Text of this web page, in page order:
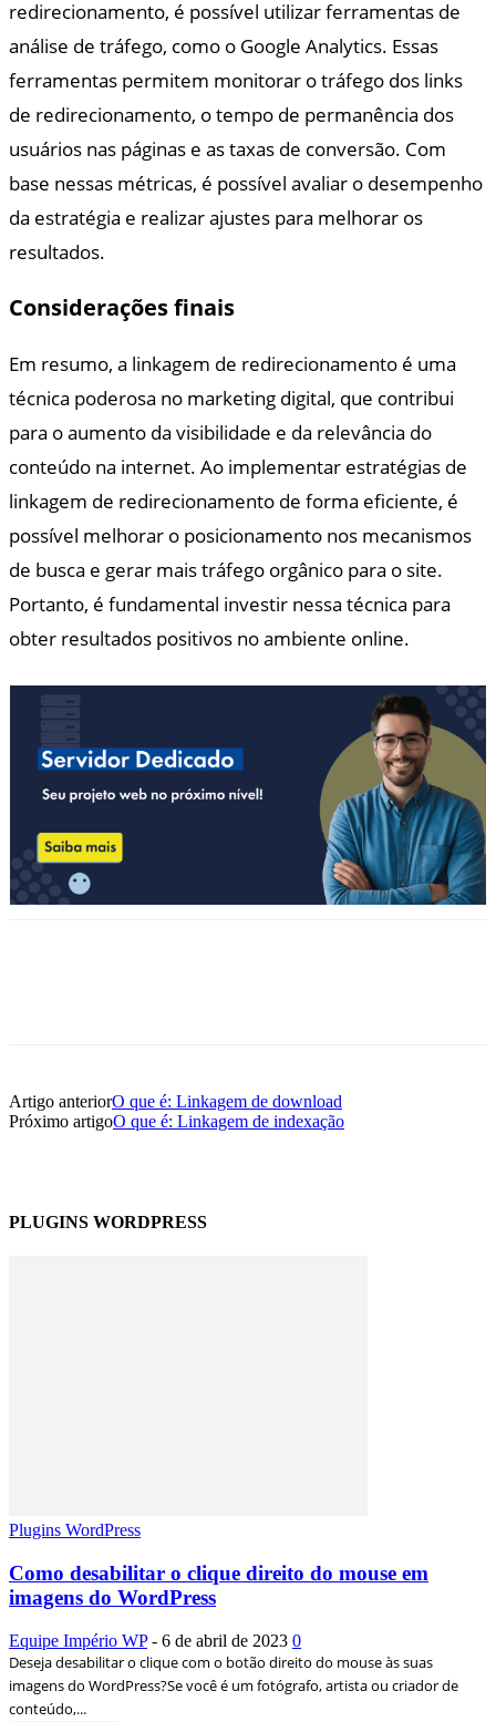
redirecionamento, é possível utilizar ferramentas de
análise de tráfego, como o Google Analytics. Essas
ferramentas permitem monitorar o tráfego dos links
de redirecionamento, o tempo de permanência dos
usuários nas páginas e as taxas de conversão. Com
base nessas métricas, é possível avaliar o desempenho
da estratégia e realizar ajustes para melhorar os
resultados.
Considerações finais
Em resumo, a linkagem de redirecionamento é uma
técnica poderosa no marketing digital, que contribui
para o aumento da visibilidade e da relevância do
conteúdo na internet. Ao implementar estratégias de
linkagem de redirecionamento de forma eficiente, é
possível melhorar o posicionamento nos mecanismos
de busca e gerar mais tráfego orgânico para o site.
Portanto, é fundamental investir nessa técnica para
obter resultados positivos no ambiente online.
Artigo anteriorO que é: Linkagem de download
Próximo artigoO que é: Linkagem de indexação
PLUGINS WORDPRESS
Plugins WordPress
Como desabilitar o clique direito do mouse em
imagens do WordPress
Equipe Império WP - 6 de abril de 2023 0
Deseja desabilitar o clique com o botão direito do mouse às suas
imagens do WordPress?Se você é um fotógrafo, artista ou criador de
conteúdo,...